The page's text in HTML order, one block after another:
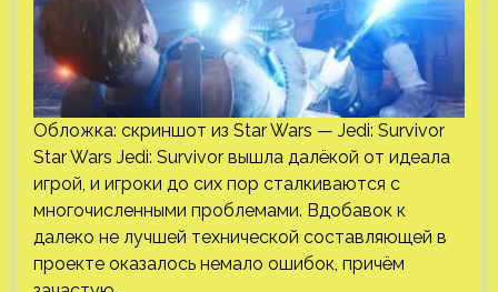
Обложка: скриншот из Star Wars — Jedi: Survivor
Star Wars Jedi: Survivor вышла далёкой от идеала
игрой, и игроки до сих пор сталкиваются с
многочисленными проблемами. Вдобавок к
далеко не лучшей технической составляющей в
проекте оказалось немало ошибок, причём